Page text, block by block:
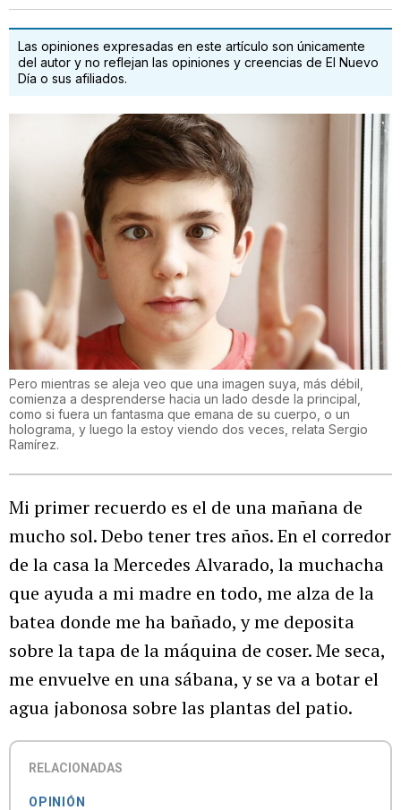
Las opiniones expresadas en este artículo son únicamente
del autor y no reflejan las opiniones y creencias de El Nuevo
Día o sus afiliados.
Pero mientras se aleja veo que una imagen suya, más débil,
comienza a desprenderse hacia un lado desde la principal,
como si fuera un fantasma que emana de su cuerpo, o un
holograma, y luego la estoy viendo dos veces, relata Sergio
Ramírez.
Mi primer recuerdo es el de una mañana de
mucho sol. Debo tener tres años. En el corredor
de la casa la Mercedes Alvarado, la muchacha
que ayuda a mi madre en todo, me alza de la
batea donde me ha bañado, y me deposita
sobre la tapa de la máquina de coser. Me seca,
me envuelve en una sábana, y se va a botar el
agua jabonosa sobre las plantas del patio.
RELACIONADAS
OPINIÓN